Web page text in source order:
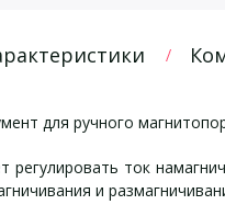
для ручного
регулировать ток
и